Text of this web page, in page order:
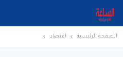
الصفحة الرئيسية اقتصاد